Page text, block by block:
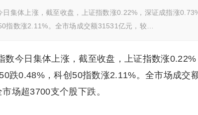
日集体上涨，截至收盘，上证指数涨0.22%，深证成指涨
指数涨2.11%。全市场成交额31531亿元，较…
数今日集体上涨，截至收盘，上证指数涨
跌0.48%，科创50指数涨2.11%。全市场成交
场超3700支个股下跌。